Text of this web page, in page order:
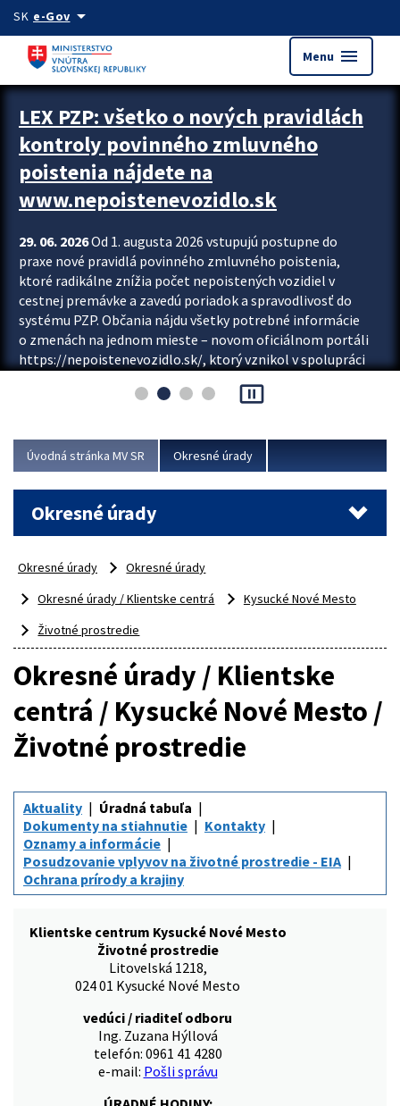
Preskocit na hlavný obsah
SK e-Govarrow_drop_down
Menu menu
Zastavit automatický posun upútavok
LEX PZP: všetko o nových pravidlách
kontroly povinného zmluvného
poistenia nájdete na
www.nepoistenevozidlo.sk
29. 06. 2026Od 1. augusta 2026 vstupujú postupne do
praxe nové pravidlá povinného zmluvného poistenia,
ktoré radikálne znížia počet nepoistených vozidiel v
cestnej premávke a zavedú poriadok a spravodlivosť do
systému PZP. Občania nájdu všetky potrebné informácie
o zmenách na jednom mieste – novom oficiálnom portáli
https://nepoistenevozidlo.sk/, ktorý vznikol v spolupráci
asociácie poisťovní (SLASPO) a Ministerstva vnútra SR.
Viac
pause_presentation
Úvodná stránka MV SR Okresné úrady
Okresné úrady
Okresné úrady
Okresné úrady
Okresné úrady / Klientske centrá
Kysucké Nové Mesto
Životné prostredie
Okresné úrady / Klientske
centrá / Kysucké Nové Mesto /
Životné prostredie
Aktuality
Úradná tabuľa
Dokumenty na stiahnutie
Kontakty
Oznamy a informácie
Posudzovanie vplyvov na životné prostredie - EIA
Ochrana prírody a krajiny
Klientske centrum Kysucké Nové Mesto
Životné prostredie
Litovelská 1218,
024 01 Kysucké Nové Mesto
vedúci / riaditeľ odboru
Ing. Zuzana Hýllová
telefón: 0961 41 4280
e-mail: Pošli správu